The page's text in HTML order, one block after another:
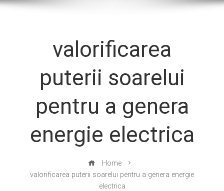
valorificarea
puterii soarelui
pentru a genera
energie electrica
Home
valorificarea puterii soarelui pentru a genera energie
electrica